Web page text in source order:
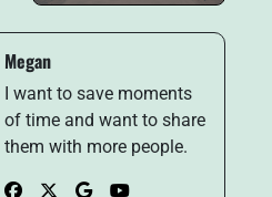
Megan
I want to save moments
of time and want to share
them with more people.